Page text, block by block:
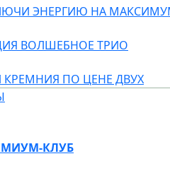
ЭНЕРГИЮ НА
ВОЛШЕБНОЕ ТРИО
КРЕМНИЯ ПО ЦЕНЕ ДВУХ
КЛУБ